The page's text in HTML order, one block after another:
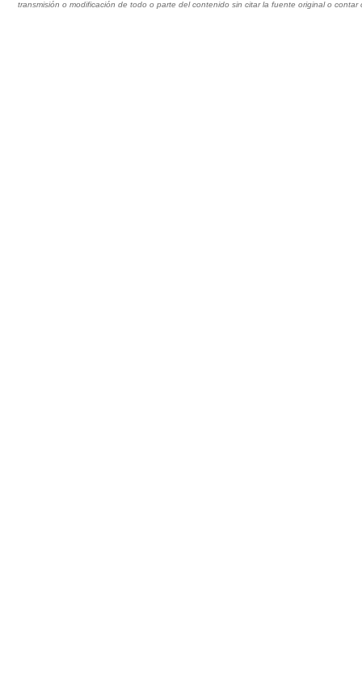
transmisión o modificación de todo o parte del contenido sin citar la fuente original o